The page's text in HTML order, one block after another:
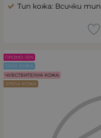
Тип кожа: Всички
ПРОМО -10%
СУХА КОЖА
ЧУВСТВИТЕЛНА КОЖА
ЗРЯЛА КОЖА